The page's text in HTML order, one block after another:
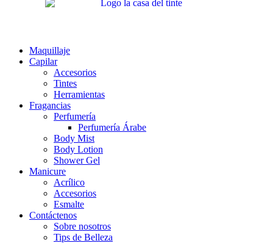
Maquillaje
Capilar
Accesorios
Tintes
Herramientas
Fragancias
Perfumería
Perfumería Árabe
Body Mist
Body Lotion
Shower Gel
Manicure
Acrílico
Accesorios
Esmalte
Contáctenos
Sobre nosotros
Tips de Belleza